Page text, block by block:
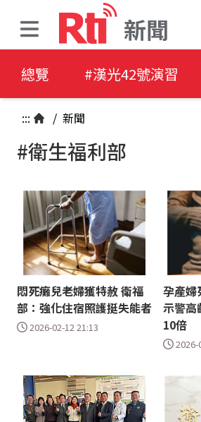
新聞
總覽 #漢光42號演習
::: / 新聞
#衛生福利部
悶死癱兒老婦獲特赦 衛福
部：強化住宿照護挺失能者
2026-02-12 21:13
孕產婦
示警高
10倍
2026-